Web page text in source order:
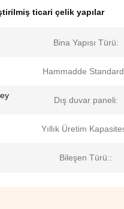
ticari çelik yapılar
Bina Yapısı Türü:
Hammadde
Dış duvar paneli:
Yıllık Üretim
Bileşen Türü::